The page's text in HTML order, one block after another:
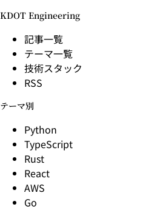
KDOT Engineering
記事一覧
テーマ一覧
技術スタック
RSS
テーマ別
Python
TypeScript
Rust
React
AWS
Go